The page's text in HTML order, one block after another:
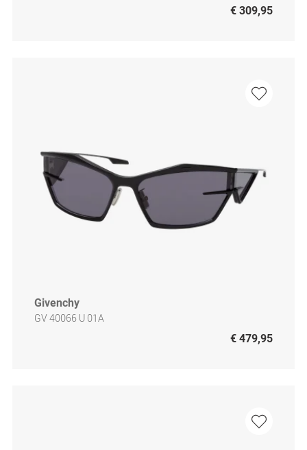
€ 309,95
Givenchy
GV 40066 U 01A
€ 479,95